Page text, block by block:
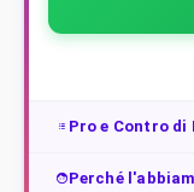
Pro e Contro di
Perché